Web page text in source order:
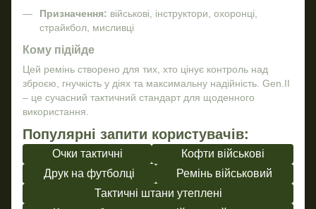
Призначення: військові, інструктори, охоронці,
страйкбол, мисливці
Кому підійде
Цей ремінь створено для тих, хто цінує контроль над
зброєю, гнучкість у діях та максимальну надійність. Gen.II
– це сучасний тактичний стандарт для щоденного
використання.
Популярні запити користувачів:
Очки тактичні
Кофти військові
Друк на футболці
Ремінь військовий
Тактичні штани утеплені